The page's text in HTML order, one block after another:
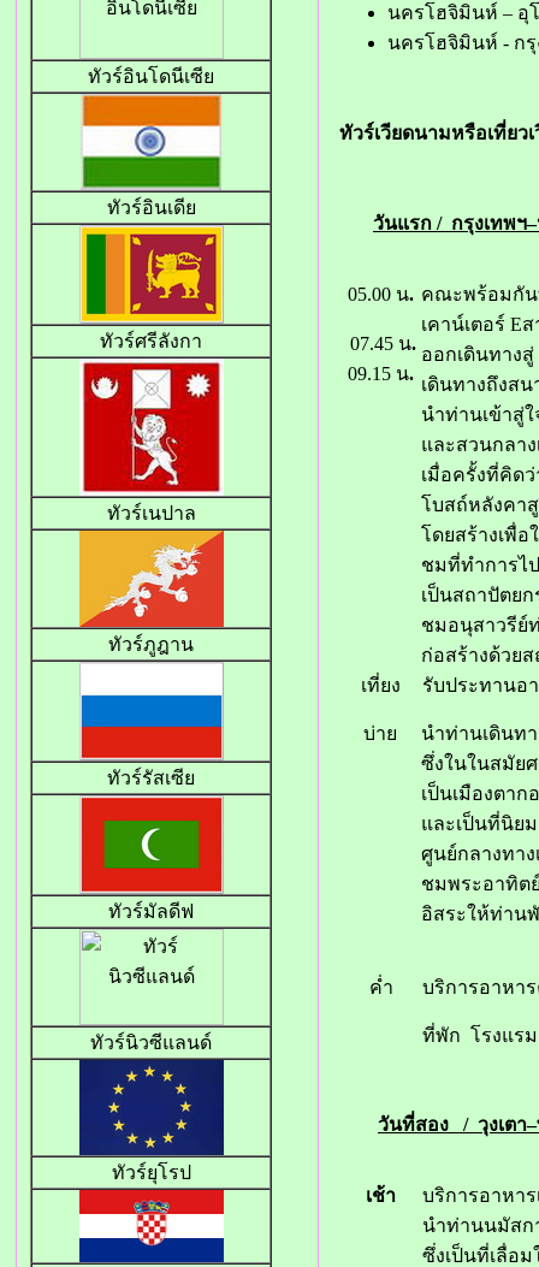
ทัวร์อินโดนีเซีย
ทัวร์อินเดีย
ทัวร์ศรีลังกา
ทัวร์เนปาล
ทัวร์ภูฎาน
ทัวร์รัสเซีย
ทัวร์มัลดีฟ
ทัวร์นิวซีแลนด์
ทัวร์ยุโรป
นครโฮจิมินห์ – อุ
นครโฮจิมินห์ - กรุ
ทัวร์เวียดนามหรือเที่ยว
วันแรก / กรุงเทพฯ
05.00 น.
07.45 น.
09.15 น.
คณะพร้อมกัน
เคาน์เตอร์ E
ออกเดินทาง
เดินทางถึงส
นำท่านเข้าสู่
และสวนกลา
เมื่อครั้งที่คิด
โบสถ์หลังคา
โดยสร้างเพื่อ
ชมที่ทำการไ
เป็นสถาปัตย
ชมอนุสาวรีย์
ก่อสร้างด้วย
เที่ยง
รับประทานอ
บ่าย
นำท่านเดินท
ซึ่งในในสมัย
เป็นเมืองตา
และเป็นที่นิย
ศูนย์กลางทา
ชมพระอาทิต
อิสระให้ท่าน
ค่ำ บริการอาห
ที่พัก โรงแรม
วันที่สอง / วุงเตา
เช้า
บริการอาหา
นำท่านนมัสก
ซึ่งเป็นที่เลื่อ